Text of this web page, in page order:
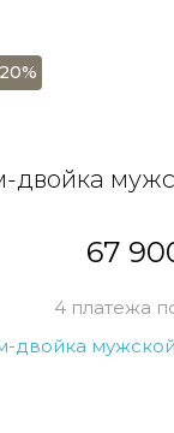
двойка
67
4 платежа